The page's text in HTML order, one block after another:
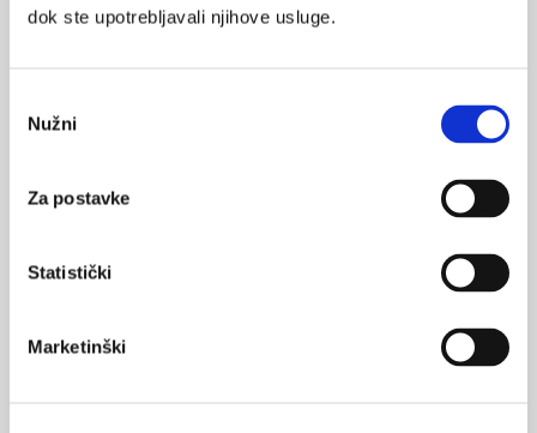
dok ste upotrebljavali njihove usluge.
pristanka
Nužni
Za postavke
Statistički
Marketinški
medicinskog fakulteta
Razlike u učestalosti pojave sindroma izgaranja u nastavnika